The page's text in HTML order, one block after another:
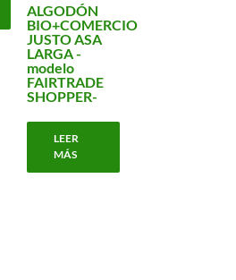
ALGODÓN
BIO+COMERCIO
JUSTO ASA
LARGA -
modelo
FAIRTRADE
SHOPPER-
LEER
MÁS